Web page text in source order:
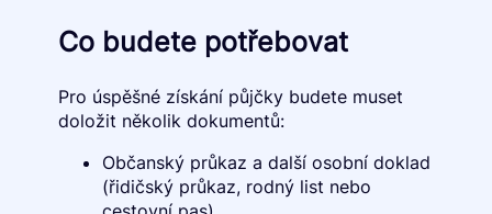
Co budete potřebovat
Pro úspěšné získání půjčky budete muset
doložit několik dokumentů:
Občanský průkaz a další osobní doklad
(řidičský průkaz, rodný list nebo